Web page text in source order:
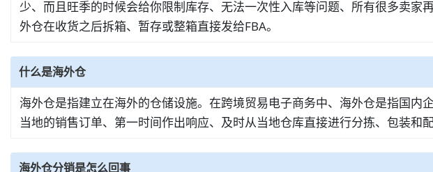
少、而且旺季的时候会给你限制库存、无法一次性入库等问题、所有很多卖
外仓在收货之后拆箱、暂存或整箱直接发给FBA。
什么是海外仓
海外仓是指建立在海外的仓储设施。在跨境贸易电子商务中、海外仓是指国
当地的销售订单、第一时间作出响应、及时从当地仓库直接进行分拣、包装和配
海外仓分销是怎么回事